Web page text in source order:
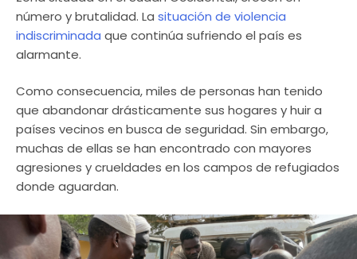
número y brutalidad. La situación de violencia
indiscriminada que continúa sufriendo el país es
alarmante.
Como consecuencia, miles de personas han tenido
que abandonar drásticamente sus hogares y huir a
países vecinos en busca de seguridad. Sin embargo,
muchas de ellas se han encontrado con mayores
agresiones y crueldades en los campos de refugiados
donde aguardan.